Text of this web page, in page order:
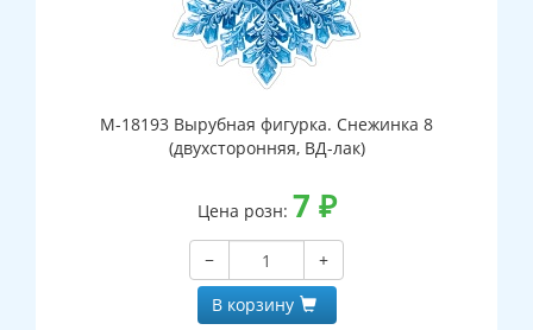
М-18193 Вырубная фигурка. Снежинка 8
(двухсторонняя, ВД-лак)
Цена розн: 7 ₽
−
+
В корзину